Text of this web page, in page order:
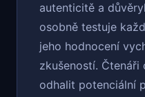
autenticitě a
osobně testuje
jeho hodnocení
zkušeností. Čtenáři
odhalit potenciální